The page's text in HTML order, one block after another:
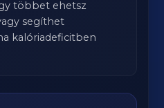
többet ehetsz
segíthet
kalóriadeficitben